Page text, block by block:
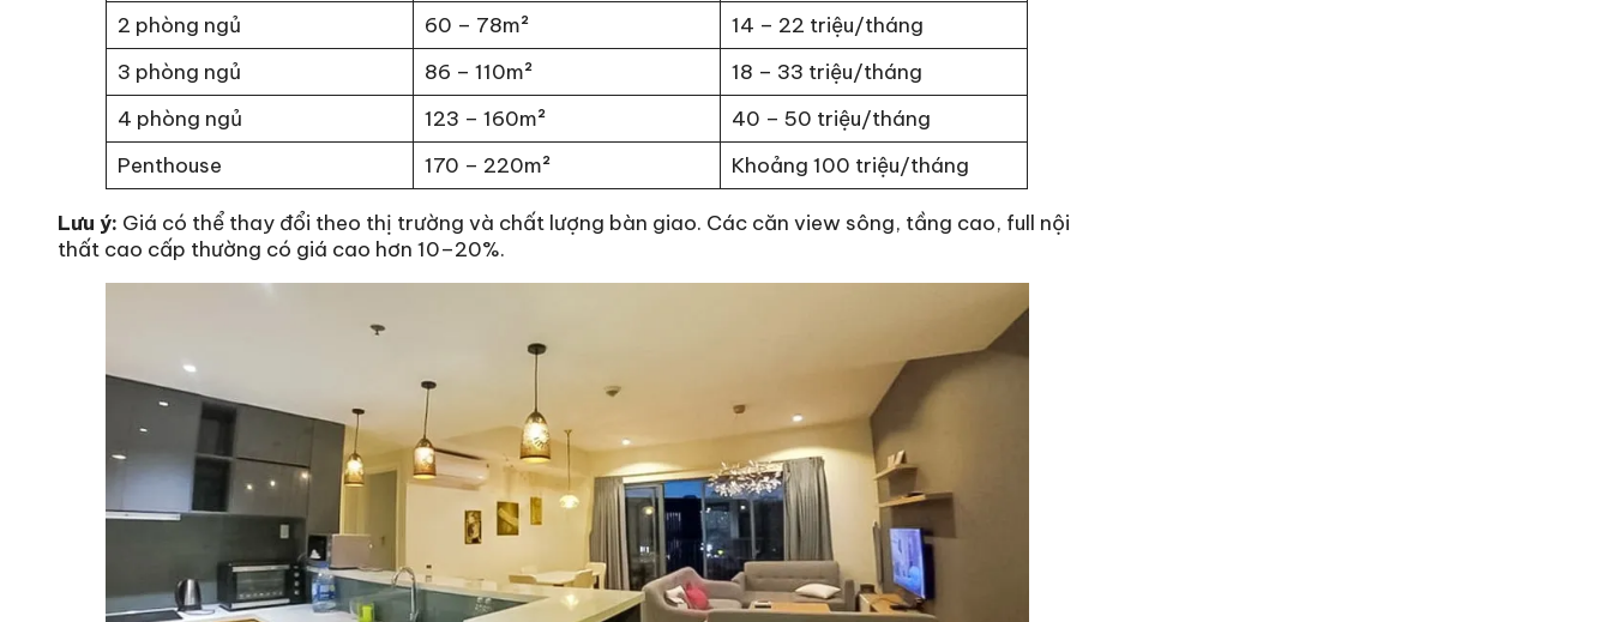
2 phòng ngủ
60 – 78m²
14 – 22 triệu/tháng
3 phòng ngủ
86 – 110m²
18 – 33 triệu/tháng
4 phòng ngủ
123 – 160m²
40 – 50 triệu/tháng
Penthouse
170 – 220m² Khoảng 100 triệu/tháng
Lưu ý: Giá có thể thay đổi theo thị trường và chất lượng bàn giao. Các căn view sông, tầng cao, full nội
thất cao cấp thường có giá cao hơn 10–20%.